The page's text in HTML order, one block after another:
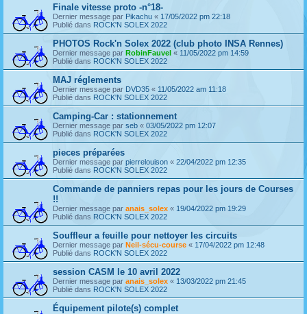
Finale vitesse proto -n°18-
Dernier message par Pikachu « 17/05/2022 pm 22:18
Publié dans ROCK'N SOLEX 2022
PHOTOS Rock'n Solex 2022 (club photo INSA Rennes)
Dernier message par RobinFauvel « 11/05/2022 pm 14:59
Publié dans ROCK'N SOLEX 2022
MAJ réglements
Dernier message par DVD35 « 11/05/2022 am 11:18
Publié dans ROCK'N SOLEX 2022
Camping-Car : stationnement
Dernier message par seb « 03/05/2022 pm 12:07
Publié dans ROCK'N SOLEX 2022
pieces préparées
Dernier message par pierrelouison « 22/04/2022 pm 12:35
Publié dans ROCK'N SOLEX 2022
Commande de panniers repas pour les jours de Courses
!!
Dernier message par anais_solex « 19/04/2022 pm 19:29
Publié dans ROCK'N SOLEX 2022
Souffleur a feuille pour nettoyer les circuits
Dernier message par Neil-sécu-course « 17/04/2022 pm 12:48
Publié dans ROCK'N SOLEX 2022
session CASM le 10 avril 2022
Dernier message par anais_solex « 13/03/2022 pm 21:45
Publié dans ROCK'N SOLEX 2022
Équipement pilote(s) complet